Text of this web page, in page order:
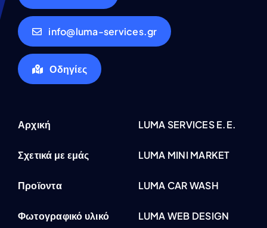
info@luma-services.gr
Οδηγίες
Αρχική
Σχετικά με εμάς
Προϊοντα
Φωτογραφικό υλικό
LUMA SERVICES E.E.
LUMA MINI MARKET
LUMA CAR WASH
LUMA WEB DESIGN